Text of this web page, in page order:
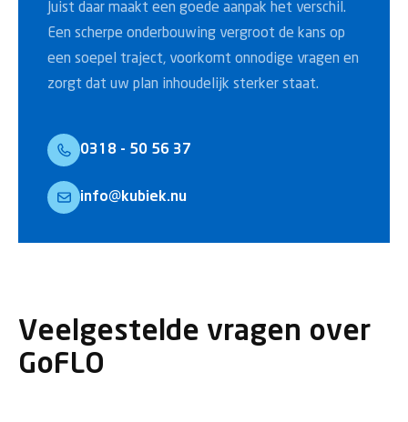
Juist daar maakt een goede aanpak het verschil.
Een scherpe onderbouwing vergroot de kans op
een soepel traject, voorkomt onnodige vragen en
zorgt dat uw plan inhoudelijk sterker staat.
0318 - 50 56 37
info@kubiek.nu
Veelgestelde vragen over
GoFLO